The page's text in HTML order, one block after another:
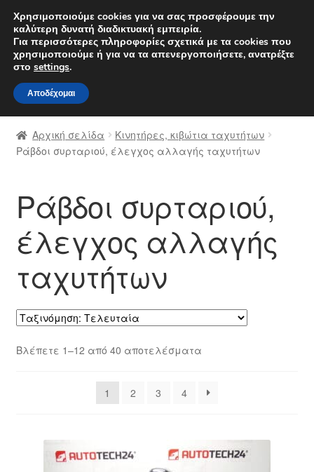
ΑΠΟΣΤΟΛΗ από 7 EUR
Δευτέρα-Παρ. 9 π.μ. - 4 μ.μ.
Απευθείας
μετάβαση
στην
πλοήγηση
Μετάβαση
σε
περιεχόμενο
Αρχική
Διαδικασία Παραπόνων
Καροτσάκι
Μεταφορά
Ο λογαριασμός μου
Ολοκλήρωση αγοράς
Παγκόσμια αποστολή
Παράπονα
Αρχική σελίδα
Κινητήρες, κιβώτια ταχυτήτων
Ράβδοι συρταριού, έλεγχος αλλαγής ταχυτήτων
Ράβδοι συρταριού,
έλεγχος αλλαγής
ταχυτήτων
Βλέπετε 1–12 από 40 αποτελέσματαSorted
1
2 3 4
Χρησιμοποιούμε cookies για να σας προσφέρουμε την
καλύτερη δυνατή διαδικτυακή εμπειρία.
Για περισσότερες πληροφορίες σχετικά με τα cookies που
χρησιμοποιούμε ή για να τα απενεργοποιήσετε, ανατρέξτε
στο settings.
Αποδέχομαι